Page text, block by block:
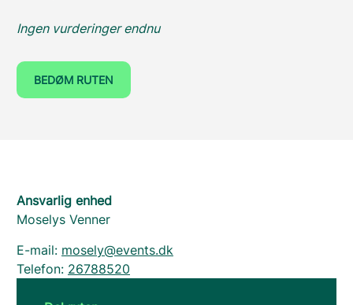
Ingen vurderinger endnu
BEDØM RUTEN
Ansvarlig enhed
Moselys Venner
E-mail: mosely@events.dk
Telefon: 26788520